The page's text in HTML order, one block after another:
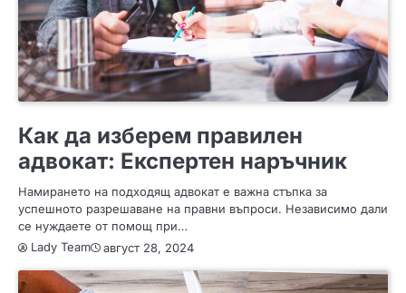
Как да изберем правилен
адвокат: Експертен наръчник
Намирането на подходящ адвокат е важна стъпка за
успешното разрешаване на правни въпроси. Независимо дали
се нуждаете от помощ при…
Lady Team
август 28, 2024